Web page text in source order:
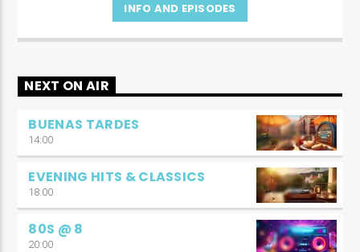
INFO AND EPISODES
NEXT ON AIR
BUENAS TARDES
14:00
EVENING HITS & CLASSICS
18:00
80S @ 8
20:00